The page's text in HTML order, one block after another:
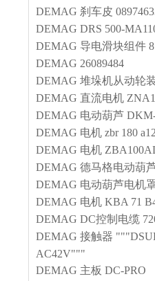
DEMAG 刹车皮
DEMAG DRS 500-
DEMAG 导电滑块组件
DEMAG 26089484
DEMAG 堆垛机从动轮
DEMAG 直流电机
DEMAG 电动葫芦
DEMAG 电机 zbr 180
DEMAG 电机
DEMAG 德马格电动葫
DEMAG 电动葫芦电机
DEMAG 电机 KBA 71
DEMAG DC控制电缆
DEMAG 接触器
AC42V"""
DEMAG 主板 DC-PRO